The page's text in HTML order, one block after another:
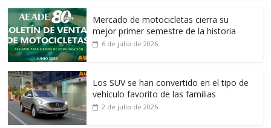
Mercado de motocicletas cierra su
mejor primer semestre de la historia
6 de julio de 2026
Los SUV se han convertido en el tipo de
vehículo favorito de las familias
2 de julio de 2026